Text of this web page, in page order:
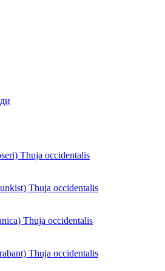
Thuja occidentalis
Thuja occidentalis
Thuja occidentalis
Thuja occidentalis